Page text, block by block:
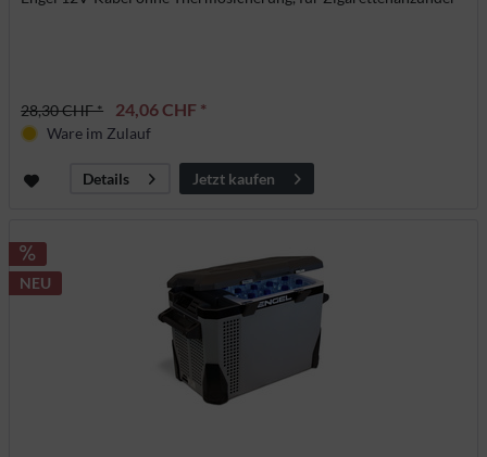
28,30 CHF * 24,06 CHF *
Ware im Zulauf
Details Jetzt kaufen
NEU